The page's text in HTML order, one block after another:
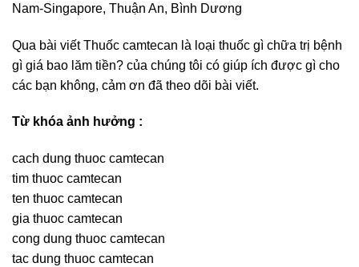
Nam-Singapore, Thuận An, Bình Dương
Qua bài viết Thuốc camtecan là loại thuốc gì chữa trị bệnh
gì giá bao lăm tiền? của chúng tôi có giúp ích được gì cho
các bạn không, cảm ơn đã theo dõi bài viết.
Từ khóa ảnh hưởng :
cach dung thuoc camtecan
tim thuoc camtecan
ten thuoc camtecan
gia thuoc camtecan
cong dung thuoc camtecan
tac dung thuoc camtecan